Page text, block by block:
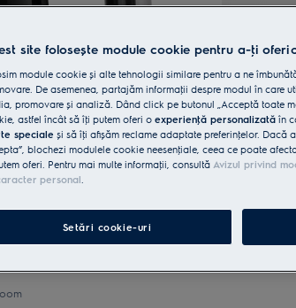
site folosește module cookie pentru a-ţi oferi
module cookie și alte tehnologii similare pentru a ne
De asemenea, partajăm informaţii despre modul în care
promovare și analiză. Dând click pe butonul „Acceptă toate
astfel încât să îţi putem oferi oexperienţă personalizată în
speciale și să îţi afișăm reclame adaptate preferinţelor. Dacă
blochezi modulele cookie neesenţiale, ceea ce poate
oferi. Pentru mai multe informaţii, consultă Avizul privind
personal
Setări cookie-uri